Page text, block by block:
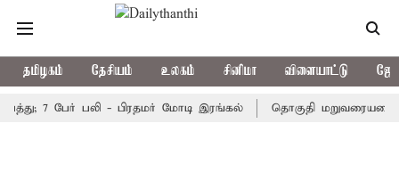
தமிழகம் தேசியம் உலகம் சினிமா விளையாட்டு
7 பேர் பலி - பிரதமர் மோடி இரங்கல் தொகுதி